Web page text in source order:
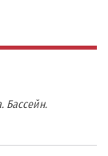
Бассейн.